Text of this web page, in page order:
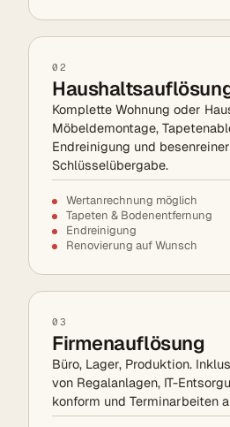
02
Komplette Wohnung oder
Möbeldemontage,
Endreinigung und besenreiner
Schlüsselübergabe.
Wertanrechnung möglich
Tapeten & Bodenentfernung
Endreinigung
Renovierung auf Wunsch
03
Firmenauflösung
Büro, Lager, Produktion.
von Regalanlagen, IT-
konform und Terminarbeiten